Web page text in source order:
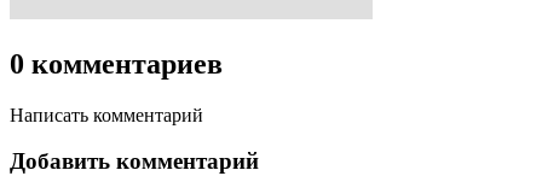
0 комментариев
Написать комментарий
Добавить комментарий